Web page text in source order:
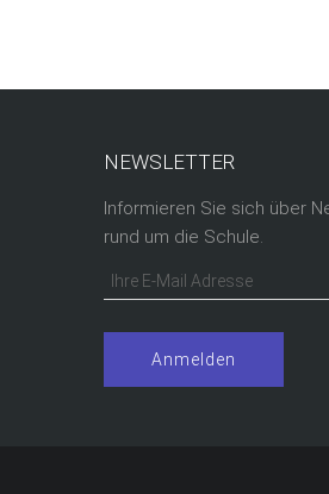
NEWSLETTER
Informieren Sie sich über
rund um die Schule.